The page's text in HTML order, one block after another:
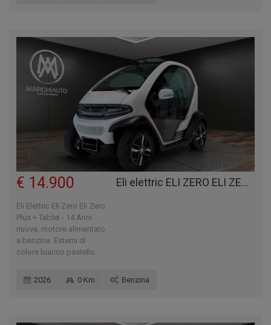
Eli elettric ELI ZERO ELI ZERO PLUS + TABLET - 14 ANNI
€ 14.900
Eli Elettric Eli Zero Eli Zero
Plus + Tablet - 14 Anni
nuova, motore alimentato
a benzina. Esterni di
colore bianco pastello.
2026 0 Km Benzina